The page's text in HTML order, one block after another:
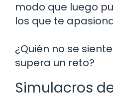
modo que luego
los que te
¿Quién no se
supera un reto?
Simulacros